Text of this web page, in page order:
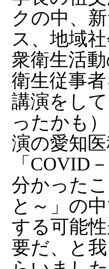
クの中、
ス、地域
衆衛生活
衛生従事
講演をし
ったかも
演の愛知
「COVID
分かった
と～」の
する可能
要だ、と